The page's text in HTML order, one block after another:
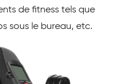
de fitness tels que
sous le bureau, etc.